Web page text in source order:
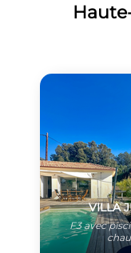
VILLA
F3 avec